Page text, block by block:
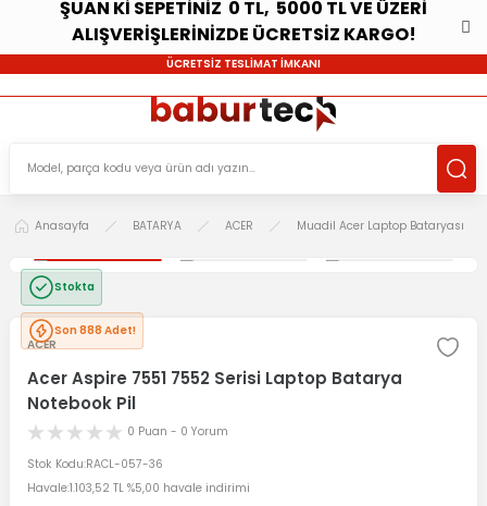
ŞUAN Kİ SEPETİNİZ 0 TL, 5000 TL VE ÜZERİ
ALIŞVERİŞLERİNİZDE ÜCRETSİZ KARGO!
ÜCRETSİZ TESLİMAT İMKANI
Anasayfa BATARYA ACER Muadil Acer Laptop Bataryası
Stokta
Son 888 Adet!
ACER
Acer Aspire 7551 7552 Serisi Laptop Batarya
Notebook Pil
0 Puan - 0 Yorum
Stok Kodu RACL-057-36
Havale1.103,52 TL %5,00 havale indirimi